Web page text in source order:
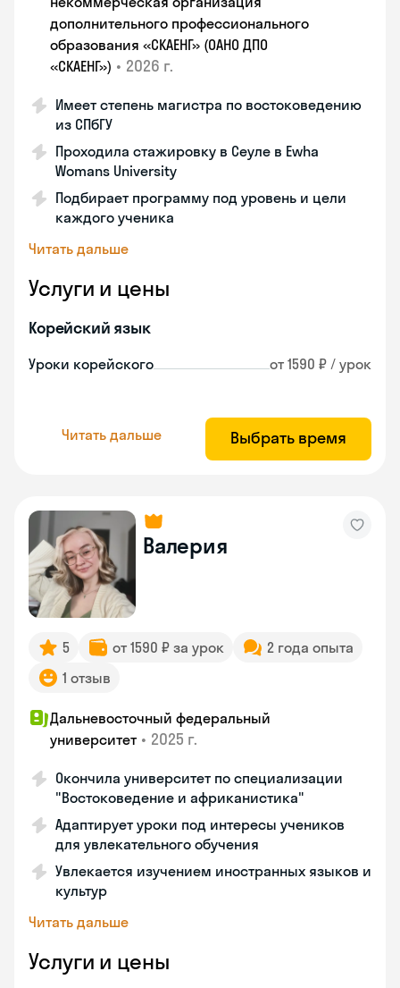
дополнительного профессионального
образования «СКАЕНГ» (ОАНО ДПО
«СКАЕНГ») • 2026 г.
Имеет степень магистра по востоковедению
из СПбГУ
Проходила стажировку в Сеуле в Ewha
Womans University
Подбирает программу под уровень и цели
каждого ученика
Читать дальше
Услуги и цены
Корейский язык
Уроки корейского от 1590 ₽ / урок
Читать дальше Выбрать время
Валерия
5 от 1590 ₽ за урок
2 года опыта
1 отзыв
Дальневосточный федеральный
университет • 2025 г.
Окончила университет по специализации
"Востоковедение и африканистика"
Адаптирует уроки под интересы учеников
для увлекательного обучения
Увлекается изучением иностранных языков и
культур
Читать дальше
Услуги и цены